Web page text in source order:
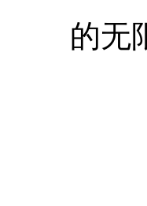
的无